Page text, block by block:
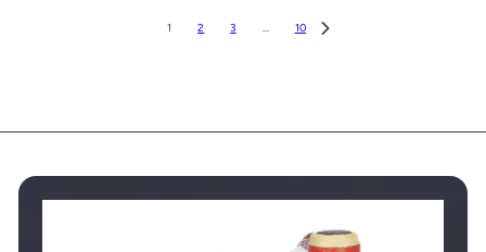
1 2 3 … 10